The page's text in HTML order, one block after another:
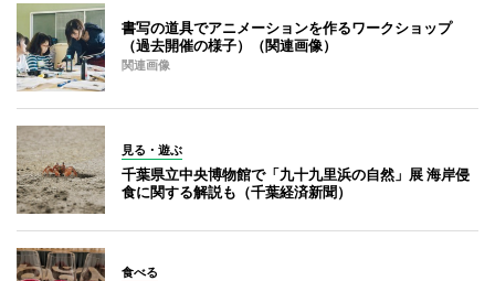
書写の道具でアニメーションを作るワークショップ
（過去開催の様子）（関連画像）
関連画像
見る・遊ぶ
千葉県立中央博物館で「九十九里浜の自然」展 海岸侵
食に関する解説も（千葉経済新聞）
食べる